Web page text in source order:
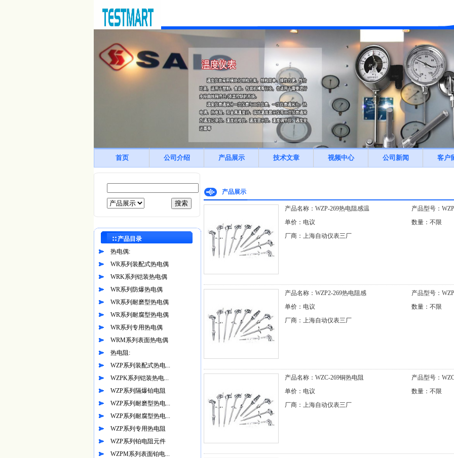
客户
公司新闻
视频中心
技术文章
产品展示
公司介绍
首页
∷ 产品目录
热电偶:
WR系列装配式热电偶
WRK系列铠装热电偶
WR系列防爆热电偶
WR系列耐磨型热电偶
WR系列耐腐型热电偶
WR系列专用热电偶
WRM系列表面热电偶
热电阻:
WZP系列装配式热电...
WZPK系列铠装热电...
WZP系列隔爆铂电阻
WZP系列耐磨型热电...
WZP系列耐腐型热电...
WZP系列专用热电阻
WZP系列铂电阻元件
WZPM系列表面铂电...
产品展示
产品名称：WZP-269热电阻感温
单价：电议
厂商：上海自动仪表三厂
产品型号：
数量：不限
产品名称：WZP2-269热电阻感
单价：电议
厂商：上海自动仪表三厂
产品型号：
数量：不限
产品名称：WZC-269铜热电阻
单价：电议
厂商：上海自动仪表三厂
产品型号：
数量：不限